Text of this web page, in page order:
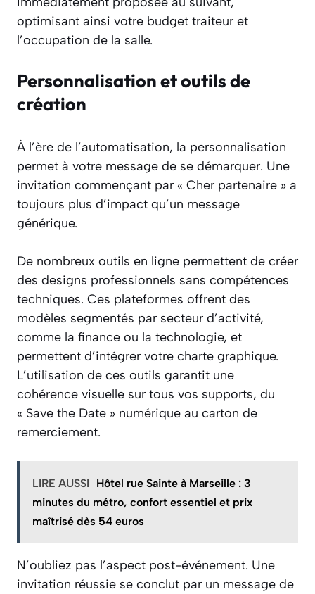
optimisant ainsi votre budget traiteur et
l’occupation de la salle.
Personnalisation et outils de
création
À l’ère de l’automatisation, la personnalisation
permet à votre message de se démarquer. Une
invitation commençant par « Cher partenaire » a
toujours plus d’impact qu’un message
générique.
De nombreux outils en ligne permettent de créer
des designs professionnels sans compétences
techniques. Ces plateformes offrent des
modèles segmentés par secteur d’activité,
comme la finance ou la technologie, et
permettent d’intégrer votre charte graphique.
L’utilisation de ces outils garantit une
cohérence visuelle sur tous vos supports, du
« Save the Date » numérique au carton de
remerciement.
LIRE AUSSI
Hôtel rue Sainte à Marseille : 3
minutes du métro, confort essentiel et prix
maîtrisé dès 54 euros
N’oubliez pas l’aspect post-événement. Une
invitation réussie se conclut par un message de